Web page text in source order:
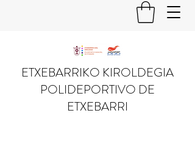
ETXEBARRIKO KIROLDEGIA
POLIDEPORTIVO DE
ETXEBARRI